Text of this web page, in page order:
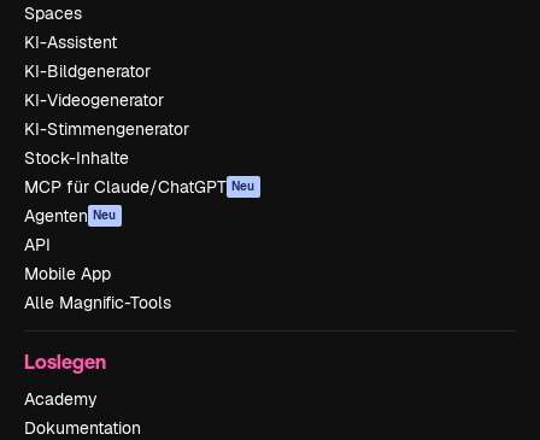
Spaces
KI-Assistent
KI-Bildgenerator
KI-Videogenerator
KI-Stimmengenerator
Stock-Inhalte
MCP für Claude/ChatGPT Neu
Agenten Neu
API
Mobile App
Alle Magnific-Tools
Loslegen
Academy
Dokumentation